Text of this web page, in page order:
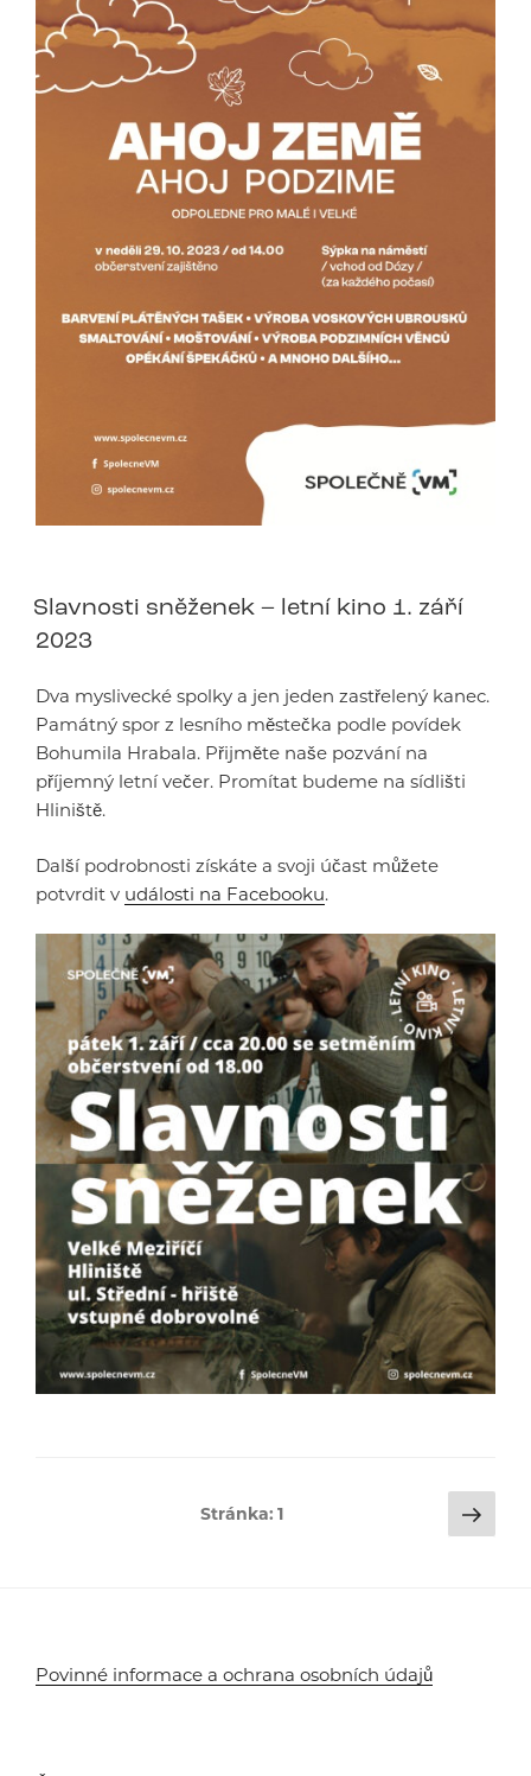
Slavnosti sněženek – letní kino 1. září
2023
Dva myslivecké spolky a jen jeden zastřelený kanec.
Památný spor z lesního městečka podle povídek
Bohumila Hrabala. Přijměte naše pozvání na
příjemný letní večer. Promítat budeme na sídlišti
Hliniště.
Další podrobnosti získáte a svoji účast můžete
potvrdit v události na Facebooku.
Stránka:1
Povinné informace a ochrana osobních údajů